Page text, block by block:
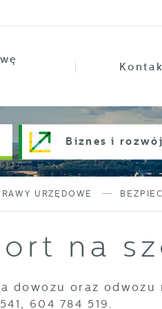
Biznes i rozwój
URZĘDOWE
na
dowozu oraz
604 784 519.